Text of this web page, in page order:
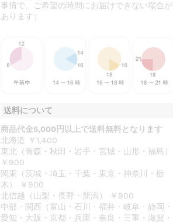
事情で、ご希望の時間にお届けできない場合が
あります）
送料について
商品代金5,000円以上で送料無料となります
北海道 ￥1,400
東北（青森・秋田・岩手・宮城・山形・福島）
￥900
関東（茨城・埼玉・千葉・東京・神奈川・栃
木） ￥900
北信越（山梨・長野・新潟） ￥900
中部・関西（富山・石川・福井・岐阜・静岡・
愛知・大阪・京都・兵庫・奈良・三重・滋賀・